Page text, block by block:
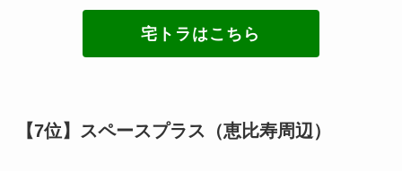
宅トラはこちら
【7位】スペースプラス（恵比寿周辺）